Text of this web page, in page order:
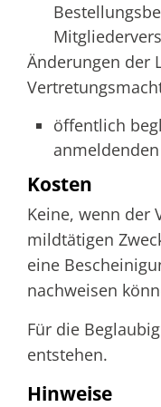
Änderungen der
öffentlich
Kosten
Keine, wenn der
mildtätigen
eine
nachweisen
Für die
entstehen.
Hinweise